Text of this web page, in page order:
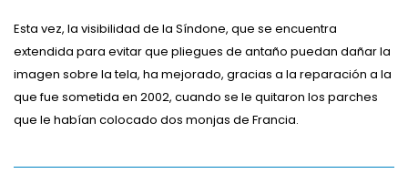
Esta vez, la visibilidad de la Síndone, que se encuentra
extendida para evitar que pliegues de antaño puedan dañar la
imagen sobre la tela, ha mejorado, gracias a la reparación a la
que fue sometida en 2002, cuando se le quitaron los parches
que le habían colocado dos monjas de Francia.